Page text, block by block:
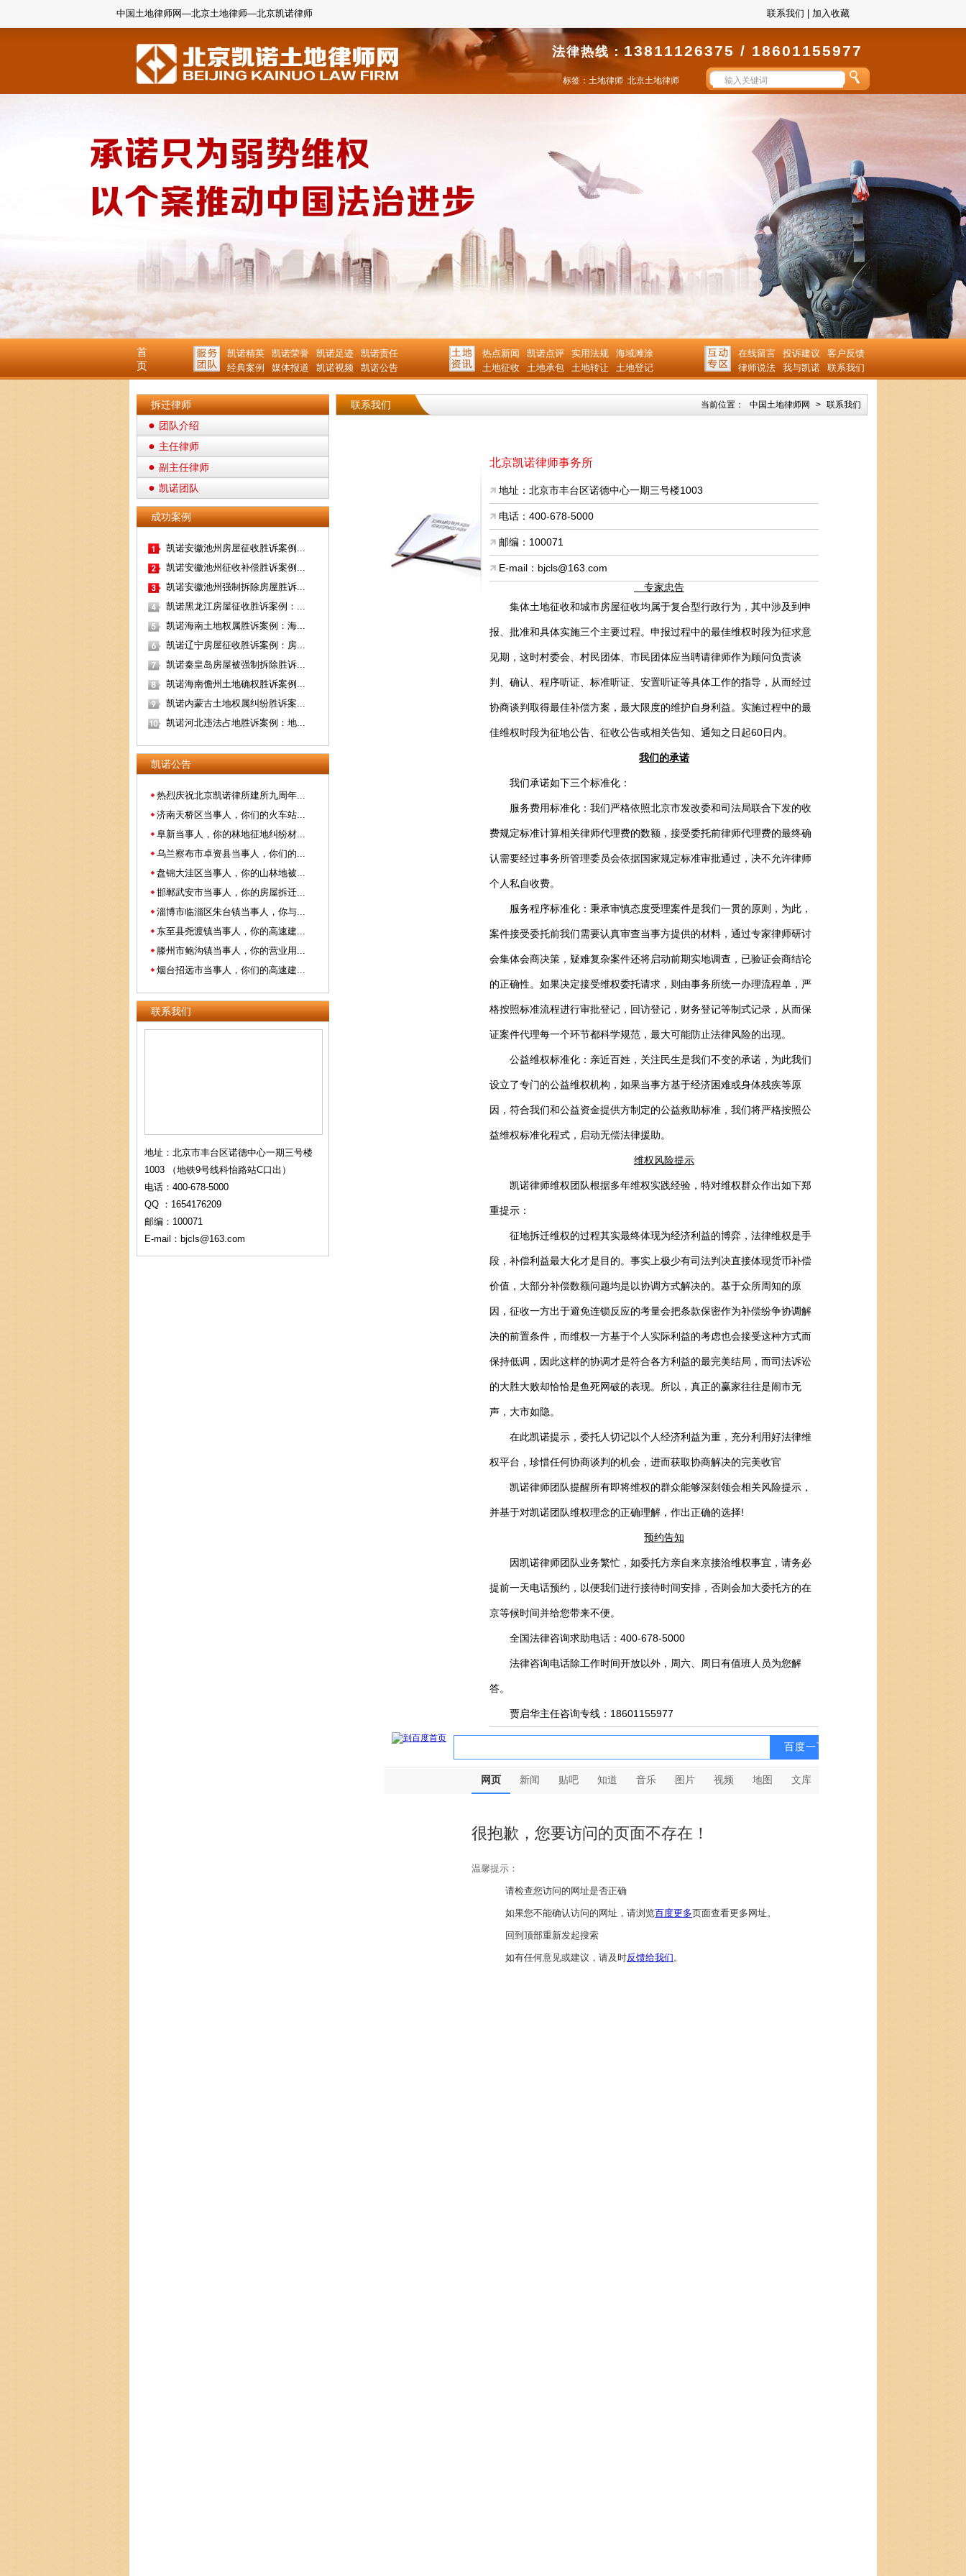
中国土地律师网—北京土地律师—北京凯诺律师 联系我们 加入收藏
法律热线：13811126375 / 18601155977
标签： 土地律师 北京土地律师
首
页
凯诺精英 凯诺荣誉 凯诺足迹
凯诺责任
经典案例
媒体报道 凯诺视频 凯诺公告
热点新闻 凯诺点评 实用法规
海域滩涂
土地征收
土地承包 土地转让 土地登记
在线留言 投诉建议
客户反馈
律师说法
我与凯诺 联系我们
拆迁律师
团队介绍
主任律师
副主任律师
凯诺团队
成功案例
凯诺安徽池州房屋征收胜诉案例...
凯诺安徽池州征收补偿胜诉案例...
凯诺安徽池州强制拆除房屋胜诉...
凯诺黑龙江房屋征收胜诉案例：...
凯诺海南土地权属胜诉案例：海...
凯诺辽宁房屋征收胜诉案例：房...
凯诺秦皇岛房屋被强制拆除胜诉...
凯诺海南儋州土地确权胜诉案例...
凯诺内蒙古土地权属纠纷胜诉案...
凯诺河北违法占地胜诉案例：地...
凯诺公告
热烈庆祝北京凯诺律所建所九周年...
济南天桥区当事人，你们的火车站...
阜新当事人，你的林地征地纠纷材...
乌兰察布市卓资县当事人，你们的...
盘锦大洼区当事人，你的山林地被...
邯郸武安市当事人，你的房屋拆迁...
淄博市临淄区朱台镇当事人，你与...
东至县尧渡镇当事人，你的高速建...
滕州市鲍沟镇当事人，你的营业用...
烟台招远市当事人，你们的高速建...
联系我们
地址：北京市丰台区诺德中心一期三号楼
1003 （地铁9号线科怡路站C口出）
电话：400-678-5000
QQ ：1654176209
邮编：100071
E-mail：bjcls@163.com
联系我们 当前位置： 中国土地律师网 > 联系我们
北京凯诺律师事务所
地址：北京市丰台区诺德中心一期三号楼1003
电话：400-678-5000
邮编：100071
E-mail：bjcls@163.com
专家忠告
集体土地征收和城市房屋征收均属于复合型行政行为，其中涉及到申
报、批准和具体实施三个主要过程。申报过程中的最佳维权时段为征求意
见期，这时村委会、村民团体、市民团体应当聘请律师作为顾问负责谈
判、确认、程序听证、标准听证、安置听证等具体工作的指导，从而经过
协商谈判取得最佳补偿方案，最大限度的维护自身利益。实施过程中的最
佳维权时段为征地公告、征收公告或相关告知、通知之日起60日内。
我们的承诺
我们承诺如下三个标准化：
服务费用标准化：我们严格依照北京市发改委和司法局联合下发的收
费规定标准计算相关律师代理费的数额，接受委托前律师代理费的最终确
认需要经过事务所管理委员会依据国家规定标准审批通过，决不允许律师
个人私自收费。
服务程序标准化：秉承审慎态度受理案件是我们一贯的原则，为此，
案件接受委托前我们需要认真审查当事方提供的材料，通过专家律师研讨
会集体会商决策，疑难复杂案件还将启动前期实地调查，已验证会商结论
的正确性。如果决定接受维权委托请求，则由事务所统一办理流程单，严
格按照标准流程进行审批登记，回访登记，财务登记等制式记录，从而保
证案件代理每一个环节都科学规范，最大可能防止法律风险的出现。
公益维权标准化：亲近百姓，关注民生是我们不变的承诺，为此我们
设立了专门的公益维权机构，如果当事方基于经济困难或身体残疾等原
因，符合我们和公益资金提供方制定的公益救助标准，我们将严格按照公
益维权标准化程式，启动无偿法律援助。
维权风险提示
凯诺律师维权团队根据多年维权实践经验，特对维权群众作出如下郑
重提示：
征地拆迁维权的过程其实最终体现为经济利益的博弈，法律维权是手
段，补偿利益最大化才是目的。事实上极少有司法判决直接体现货币补偿
价值，大部分补偿数额问题均是以协调方式解决的。基于众所周知的原
因，征收一方出于避免连锁反应的考量会把条款保密作为补偿纷争协调解
决的前置条件，而维权一方基于个人实际利益的考虑也会接受这种方式而
保持低调，因此这样的协调才是符合各方利益的最完美结局，而司法诉讼
的大胜大败却恰恰是鱼死网破的表现。所以，真正的赢家往往是闹市无
声，大市如隐。
在此凯诺提示，委托人切记以个人经济利益为重，充分利用好法律维
权平台，珍惜任何协商谈判的机会，进而获取协商解决的完美收官
凯诺律师团队提醒所有即将维权的群众能够深刻领会相关风险提示，
并基于对凯诺团队维权理念的正确理解，作出正确的选择!
预约告知
因凯诺律师团队业务繁忙，如委托方亲自来京接洽维权事宜，请务必
提前一天电话预约，以便我们进行接待时间安排，否则会加大委托方的在
京等候时间并给您带来不便。
全国法律咨询求助电话：400-678-5000
法律咨询电话除工作时间开放以外，周六、周日有值班人员为您解
答。
贾启华主任咨询专线：18601155977